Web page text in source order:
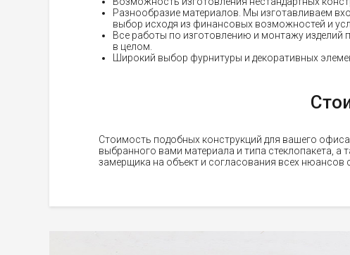
Разнообразие материалов. Мы изготавливаем
выбор исходя из финансовых возможностей и
Все работы по изготовлению и монтажу изделий
в целом.
Широкий выбор фурнитуры и декоративных
Стоимость подобных конструкций для вашего
выбранного вами материала и типа стеклопакета, а
замерщика на объект и согласования всех нюансов